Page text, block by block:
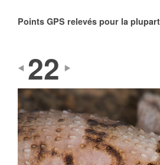
Points GPS relevés pour la
22